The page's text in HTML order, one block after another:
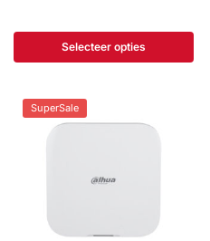
Help &
service
Selecteer opties
SuperSale